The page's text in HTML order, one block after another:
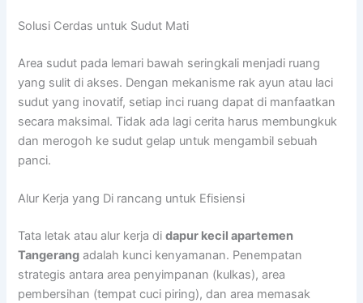
Solusi Cerdas untuk Sudut Mati
Area sudut pada lemari bawah seringkali menjadi ruang
yang sulit di akses. Dengan mekanisme rak ayun atau laci
sudut yang inovatif, setiap inci ruang dapat di manfaatkan
secara maksimal. Tidak ada lagi cerita harus membungkuk
dan merogoh ke sudut gelap untuk mengambil sebuah
panci.
Alur Kerja yang Di rancang untuk Efisiensi
Tata letak atau alur kerja didapur kecil apartemen
Tangerang adalah kunci kenyamanan. Penempatan
strategis antara area penyimpanan (kulkas), area
pembersihan (tempat cuci piring), dan area memasak